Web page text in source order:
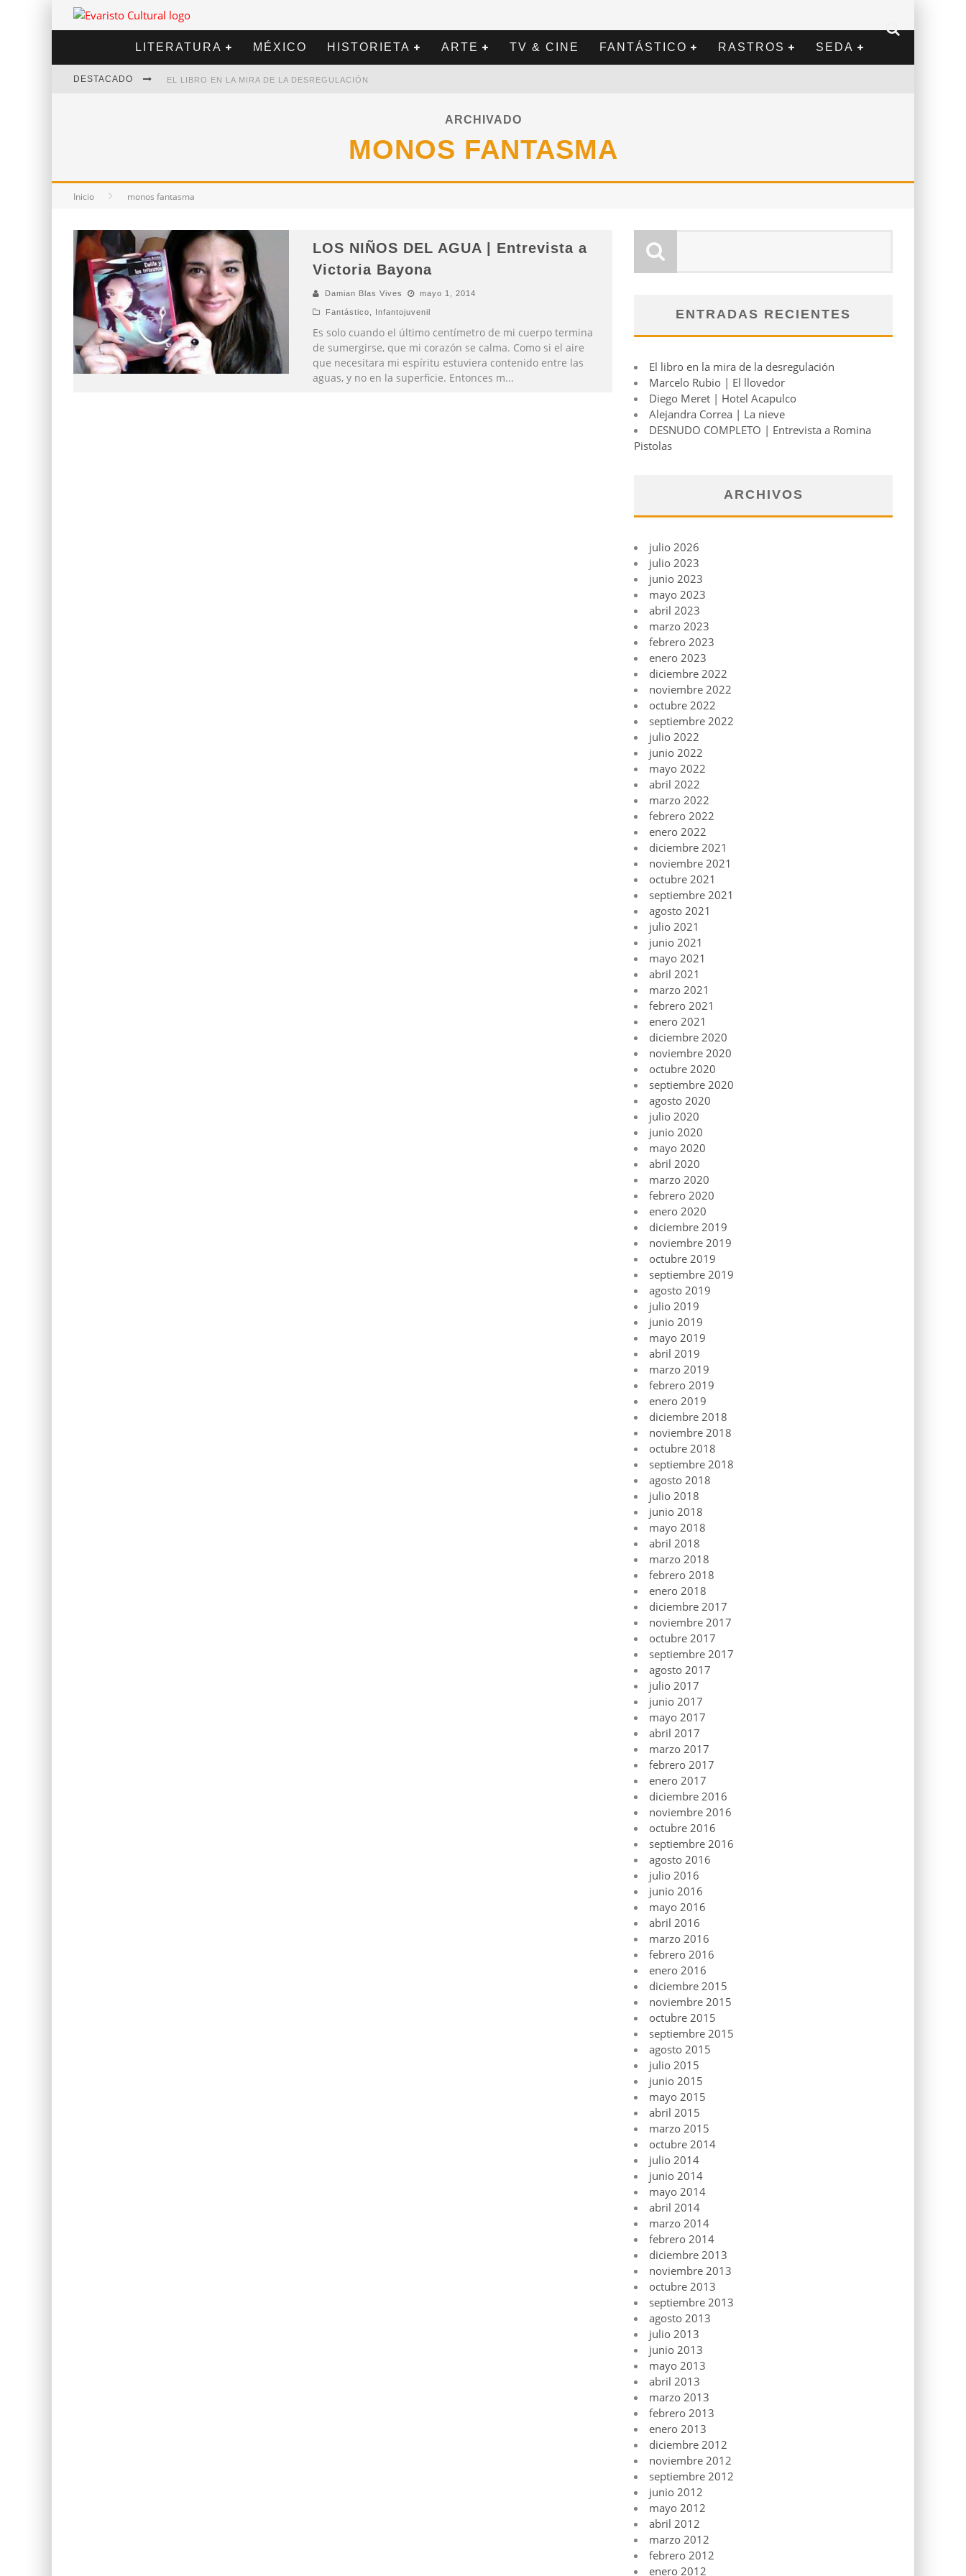
LITERATURA MÉXICO HISTORIETA ARTE TV & CINE FANTÁSTICO RASTROS SEDA
DESTACADO EL LIBRO EN LA MIRA DE LA DESREGULACIÓN
ARCHIVADO
MONOS FANTASMA
Inicio monos fantasma
LOS NIÑOS DEL AGUA | Entrevista a
Victoria Bayona
Damian Blas Vives mayo 1, 2014
Fantástico Infantojuvenil
Es solo cuando el último centímetro de mi cuerpo termina
de sumergirse, que mi corazón se calma. Como si el aire
que necesitara mi espíritu estuviera contenido entre las
aguas, y no en la superficie. Entonces m...
ENTRADAS RECIENTES
El libro en la mira de la desregulación
Marcelo Rubio | El llovedor
Diego Meret | Hotel Acapulco
Alejandra Correa | La nieve
DESNUDO COMPLETO | Entrevista a Romina
Pistolas
ARCHIVOS
julio 2026
julio 2023
junio 2023
mayo 2023
abril 2023
marzo 2023
febrero 2023
enero 2023
diciembre 2022
noviembre 2022
octubre 2022
septiembre 2022
julio 2022
junio 2022
mayo 2022
abril 2022
marzo 2022
febrero 2022
enero 2022
diciembre 2021
noviembre 2021
octubre 2021
septiembre 2021
agosto 2021
julio 2021
junio 2021
mayo 2021
abril 2021
marzo 2021
febrero 2021
enero 2021
diciembre 2020
noviembre 2020
octubre 2020
septiembre 2020
agosto 2020
julio 2020
junio 2020
mayo 2020
abril 2020
marzo 2020
febrero 2020
enero 2020
diciembre 2019
noviembre 2019
octubre 2019
septiembre 2019
agosto 2019
julio 2019
junio 2019
mayo 2019
abril 2019
marzo 2019
febrero 2019
enero 2019
diciembre 2018
noviembre 2018
octubre 2018
septiembre 2018
agosto 2018
julio 2018
junio 2018
mayo 2018
abril 2018
marzo 2018
febrero 2018
enero 2018
diciembre 2017
noviembre 2017
octubre 2017
septiembre 2017
agosto 2017
julio 2017
junio 2017
mayo 2017
abril 2017
marzo 2017
febrero 2017
enero 2017
diciembre 2016
noviembre 2016
octubre 2016
septiembre 2016
agosto 2016
julio 2016
junio 2016
mayo 2016
abril 2016
marzo 2016
febrero 2016
enero 2016
diciembre 2015
noviembre 2015
octubre 2015
septiembre 2015
agosto 2015
julio 2015
junio 2015
mayo 2015
abril 2015
marzo 2015
octubre 2014
julio 2014
junio 2014
mayo 2014
abril 2014
marzo 2014
febrero 2014
diciembre 2013
noviembre 2013
octubre 2013
septiembre 2013
agosto 2013
julio 2013
junio 2013
mayo 2013
abril 2013
marzo 2013
febrero 2013
enero 2013
diciembre 2012
noviembre 2012
septiembre 2012
junio 2012
mayo 2012
abril 2012
marzo 2012
febrero 2012
enero 2012